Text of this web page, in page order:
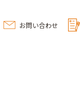
お問い合わせ